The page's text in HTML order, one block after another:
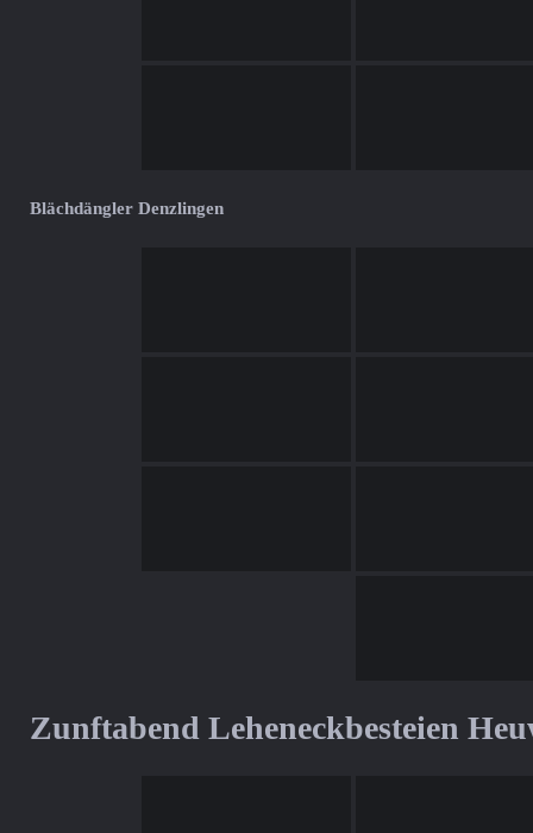
Blächdängler Denzlingen
Zunftabend Leheneckbesteien